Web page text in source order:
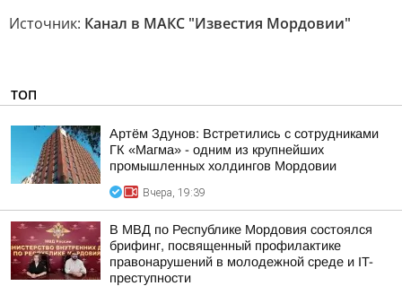
Источник: Канал в МАКС "Известия Мордовии"
ТОП
Артём Здунов: Встретились с сотрудниками
ГК «Магма» - одним из крупнейших
промышленных холдингов Мордовии
Вчера, 19:39
В МВД по Республике Мордовия состоялся
брифинг, посвященный профилактике
правонарушений в молодежной среде и IT-
преступности